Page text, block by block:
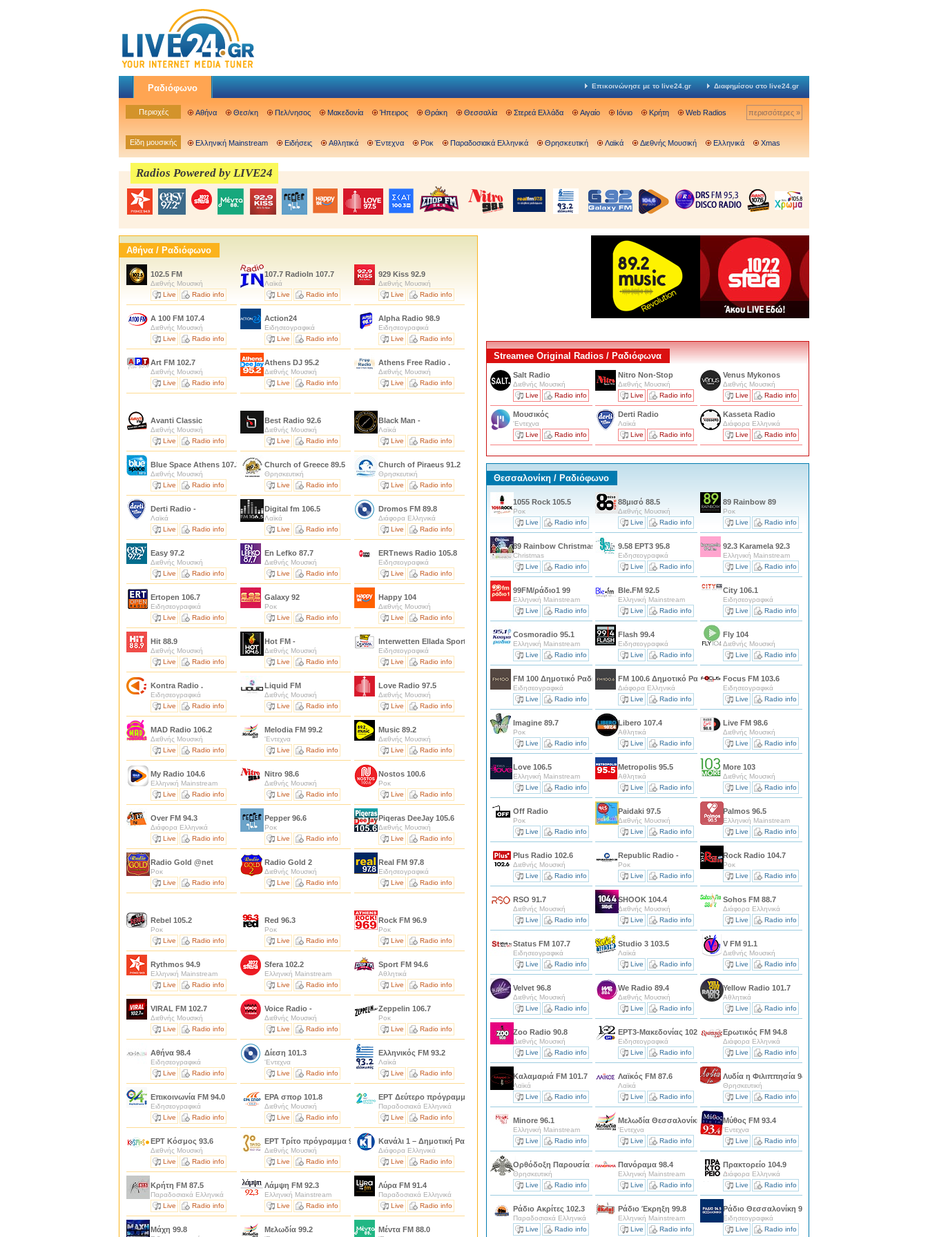
Ραδιόφωνο Επικοινώνησε με το live24.gr Διαφημίσου στο live24.gr
Περιοχές Αθήνα Θεσ/κη Πελ/νησος Μακεδονία Ήπειρος Θράκη Θεσσαλία Στερεά Ελλάδα Αιγαίο Ιόνιο Κρήτη Web Radios περισσότερες »
Είδη μουσικής Ελληνική Mainstream Ειδήσεις Αθλητικά Έντεχνα Ροκ Παραδοσιακά Ελληνικά Θρησκευτική Λαϊκά Διεθνής Μουσική Ελληνικά Xmas
Radios Powered by LIVE24
Αθήνα / Ραδιόφωνο
102.5 FM
Διεθνής Μουσική
Live
Radio info
107.7 RadioIn 107.7
Λαϊκά
Live
Radio info
929 Kiss 92.9
Διεθνής Μουσική
Live
Radio info
A 100 FM 107.4
Διεθνής Μουσική
Live
Radio info
Action24
Ειδησεογραφικά
Live
Radio info
Alpha Radio 98.9
Ειδησεογραφικά
Live
Radio info
Art FM 102.7
Διεθνής Μουσική
Live
Radio info
Athens DJ 95.2
Διεθνής Μουσική
Live
Radio info
Athens Free Radio .
Διεθνής Μουσική
Live
Radio info
Avanti Classic
Διεθνής Μουσική
Live
Radio info
Best Radio 92.6
Διεθνής Μουσική
Live
Radio info
Black Man -
Λαϊκά
Live
Radio info
Blue Space Athens 107.3
Διεθνής Μουσική
Live
Radio info
Church of Greece 89.5
Θρησκευτική
Live
Radio info
Church of Piraeus 91.2
Θρησκευτική
Live
Radio info
Derti Radio -
Λαϊκά
Live
Radio info
Digital fm 106.5
Λαϊκά
Live
Radio info
Dromos FM 89.8
Διάφορα Ελληνικά
Live
Radio info
Easy 97.2
Διεθνής Μουσική
Live
Radio info
En Lefko 87.7
Διεθνής Μουσική
Live
Radio info
ERTnews Radio 105.8
Ειδησεογραφικά
Live
Radio info
Ertopen 106.7
Ειδησεογραφικά
Live
Radio info
Galaxy 92
Ροκ
Live
Radio info
Happy 104
Διεθνής Μουσική
Live
Radio info
Hit 88.9
Διεθνής Μουσική
Live
Radio info
Hot FM -
Διεθνής Μουσική
Live
Radio info
Interwetten Ellada Sports 94.3
Ειδησεογραφικά
Live
Radio info
Kontra Radio .
Ειδησεογραφικά
Live
Radio info
Liquid FM
Διεθνής Μουσική
Live
Radio info
Love Radio 97.5
Διεθνής Μουσική
Live
Radio info
MAD Radio 106.2
Διεθνής Μουσική
Live
Radio info
Melodia FM 99.2
'Εντεχνα
Live
Radio info
Music 89.2
Διεθνής Μουσική
Live
Radio info
My Radio 104.6
Ελληνική Mainstream
Live
Radio info
Nitro 98.6
Διεθνής Μουσική
Live
Radio info
Nostos 100.6
Ροκ
Live
Radio info
Over FM 94.3
Διάφορα Ελληνικά
Live
Radio info
Pepper 96.6
Ροκ
Live
Radio info
Piqeras DeeJay 105.6
Διεθνής Μουσική
Live
Radio info
Radio Gold @net
Ροκ
Live
Radio info
Radio Gold 2
Διεθνής Μουσική
Live
Radio info
Real FM 97.8
Ειδησεογραφικά
Live
Radio info
Rebel 105.2
Ροκ
Live
Radio info
Red 96.3
Ροκ
Live
Radio info
Rock FM 96.9
Ροκ
Live
Radio info
Rythmos 94.9
Ελληνική Mainstream
Live
Radio info
Sfera 102.2
Ελληνική Mainstream
Live
Radio info
Sport FM 94.6
Αθλητικά
Live
Radio info
VIRAL FM 102.7
Διεθνής Μουσική
Live
Radio info
Voice Radio -
Διεθνής Μουσική
Live
Radio info
Zeppelin 106.7
Ροκ
Live
Radio info
Αθήνα 98.4
Ειδησεογραφικά
Live
Radio info
Δίεση 101.3
'Εντεχνα
Live
Radio info
Ελληνικός FM 93.2
Λαϊκά
Live
Radio info
Επικοινωνία FM 94.0
Ειδησεογραφικά
Live
Radio info
ΕΡΑ σπορ 101.8
Διεθνής Μουσική
Live
Radio info
ΕΡΤ Δεύτερο πρόγραμμα 103.7
Παραδοσιακά Ελληνικά
Live
Radio info
ΕΡΤ Κόσμος 93.6
Διεθνής Μουσική
Live
Radio info
ΕΡΤ Τρίτο πρόγραμμα 90.9
Διεθνής Μουσική
Live
Radio info
Κανάλι 1 – Δημοτική Ραδιοφωνία Πειραιά 90.4
Διάφορα Ελληνικά
Live
Radio info
Κρήτη FM 87.5
Παραδοσιακά Ελληνικά
Live
Radio info
Λάμψη FM 92.3
Ελληνική Mainstream
Live
Radio info
Λύρα FM 91.4
Παραδοσιακά Ελληνικά
Live
Radio info
Μάχη 99.8 Μελωδία 99.2 Μέντα FM 88.0
Streamee Original Radios / Ραδιόφωνα
Salt Radio
Διεθνής Μουσική
Live
Radio info
Nitro Non-Stop
Διεθνής Μουσική
Live
Radio info
Venus Mykonos
Διεθνής Μουσική
Live
Radio info
Μουσικός
'Εντεχνα
Live
Radio info
Derti Radio
Λαϊκά
Live
Radio info
Kasseta Radio
Διάφορα Ελληνικά
Live
Radio info
Θεσσαλονίκη / Ραδιόφωνο
1055 Rock 105.5
Ροκ
Live
Radio info
88μισό 88.5
Διεθνής Μουσική
Live
Radio info
89 Rainbow 89
Ροκ
Live
Radio info
89 Rainbow Christmas Edition
Christmas
Live
Radio info
9.58 ΕΡΤ3 95.8
Ειδησεογραφικά
Live
Radio info
92.3 Karamela 92.3
Ελληνική Mainstream
Live
Radio info
99FM/ράδιο1 99
Ελληνική Mainstream
Live
Radio info
Ble.FM 92.5
Ελληνική Mainstream
Live
Radio info
City 106.1
Ειδησεογραφικά
Live
Radio info
Cosmoradio 95.1
Ελληνική Mainstream
Live
Radio info
Flash 99.4
Ειδησεογραφικά
Live
Radio info
Fly 104
Διεθνής Μουσική
Live
Radio info
FM 100 Δημοτικό Ραδιόφωνο Θεσσαλονίκης 100
Ειδησεογραφικά
Live
Radio info
FM 100.6 Δημοτικό Ραδιόφωνο Θεσσαλονίκης 100.6
Διάφορα Ελληνικά
Live
Radio info
Focus FM 103.6
Ειδησεογραφικά
Live
Radio info
Imagine 89.7
Ροκ
Live
Radio info
Libero 107.4
Αθλητικά
Live
Radio info
Live FM 98.6
Διεθνής Μουσική
Live
Radio info
Love 106.5
Ελληνική Mainstream
Live
Radio info
Metropolis 95.5
Αθλητικά
Live
Radio info
More 103
Διεθνής Μουσική
Live
Radio info
Off Radio
Ροκ
Live
Radio info
Paidaki 97.5
Διεθνής Μουσική
Live
Radio info
Palmos 96.5
Ελληνική Mainstream
Live
Radio info
Plus Radio 102.6
Διεθνής Μουσική
Live
Radio info
Republic Radio -
Ροκ
Live
Radio info
Rock Radio 104.7
Ροκ
Live
Radio info
RSO 91.7
Διεθνής Μουσική
Live
Radio info
SHOOK 104.4
Διεθνής Μουσική
Live
Radio info
Sohos FM 88.7
Διάφορα Ελληνικά
Live
Radio info
Status FM 107.7
Ειδησεογραφικά
Live
Radio info
Studio 3 103.5
Λαϊκά
Live
Radio info
V FM 91.1
Διεθνής Μουσική
Live
Radio info
Velvet 96.8
Διεθνής Μουσική
Live
Radio info
We Radio 89.4
Διεθνής Μουσική
Live
Radio info
Yellow Radio 101.7
Αθλητικά
Live
Radio info
Zoo Radio 90.8
Διεθνής Μουσική
Live
Radio info
ΕΡΤ3-Μακεδονίας 102
Ειδησεογραφικά
Live
Radio info
Ερωτικός FM 94.8
Διάφορα Ελληνικά
Live
Radio info
Καλαμαριά FM 101.7
Λαϊκά
Live
Radio info
Λαϊκός FM 87.6
Λαϊκά
Live
Radio info
Λυδία η Φιλιππησία 94.2
Θρησκευτική
Live
Radio info
Μinore 96.1
Ελληνική Mainstream
Live
Radio info
Μελωδία Θεσσαλονίκης 98
'Εντεχνα
Live
Radio info
Μύθος FM 93.4
'Εντεχνα
Live
Radio info
Ορθόδοξη Παρουσία 106.8
Θρησκευτική
Live
Radio info
Πανόραμα 98.4
Ελληνική Mainstream
Live
Radio info
Πρακτορείο 104.9
Διάφορα Ελληνικά
Live
Radio info
Ράδιο Ακρίτες 102.3
Παραδοσιακά Ελληνικά
Live
Radio info
Ράδιο Έκρηξη 99.8
Ελληνική Mainstream
Live
Radio info
Ράδιο Θεσσαλονίκη 94.5
Ειδησεογραφικά
Live
Radio info